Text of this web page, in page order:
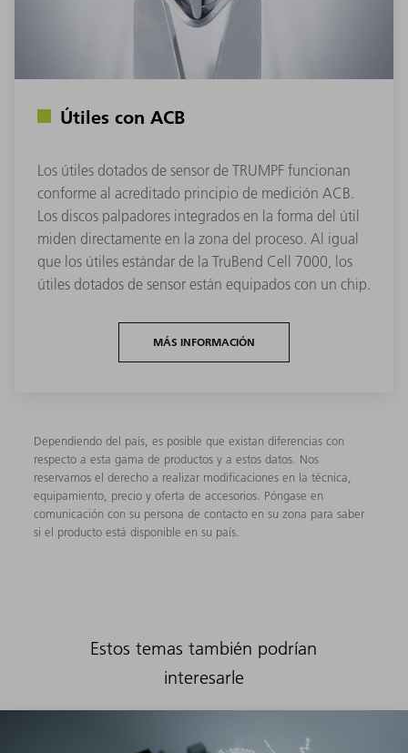
Útiles con ACB
Los útiles dotados de sensor de TRUMPF funcionan
conforme al acreditado principio de medición ACB.
Los discos palpadores integrados en la forma del útil
miden directamente en la zona del proceso. Al igual
que los útiles estándar de la TruBend Cell 7000, los
útiles dotados de sensor están equipados con un chip.
MÁS INFORMACIÓN
Dependiendo del país, es posible que existan diferencias con
respecto a esta gama de productos y a estos datos. Nos
reservamos el derecho a realizar modificaciones en la técnica,
equipamiento, precio y oferta de accesorios. Póngase en
comunicación con su persona de contacto en su zona para saber
si el producto está disponible en su país.
Estos temas también podrían
interesarle